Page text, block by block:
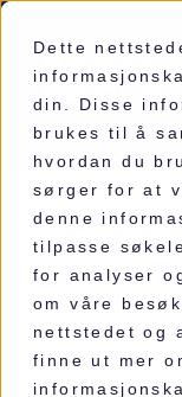
Dette
din. Disse
brukes til å
hvordan du
sørger for at
denne
tilpasse
for analyser
om våre
nettstedet og
finne ut mer
20%
for
Gå ikke glipp